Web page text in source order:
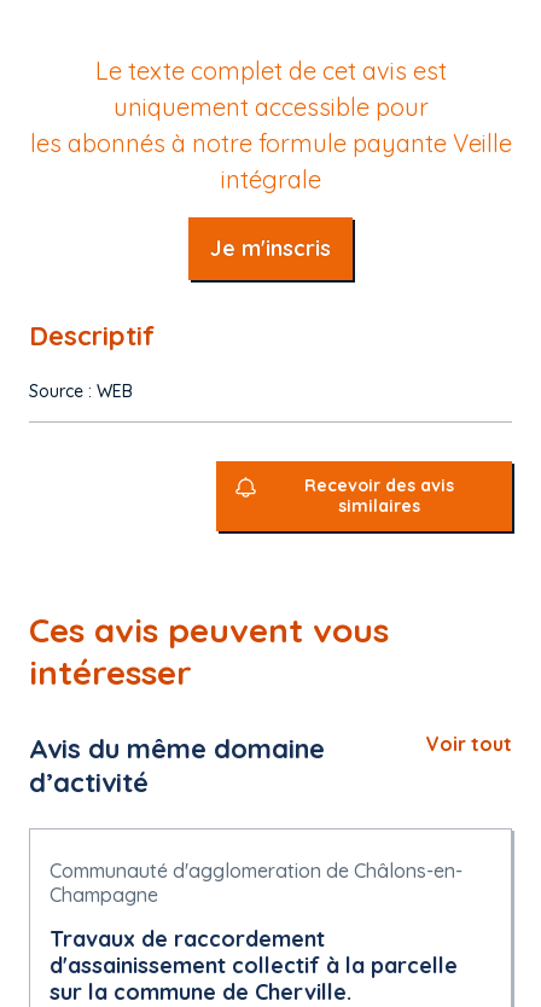
Le texte complet de cet avis est
uniquement accessible pour
les abonnés à notre formule payante Veille
intégrale
Je m'inscris
Descriptif
Source : WEB
Recevoir des avis
similaires
Ces avis peuvent vous
intéresser
Avis du même domaine
d’activité
Voir tout
Communauté d'agglomeration de Châlons-en-
Champagne
Travaux de raccordement
d'assainissement collectif à la parcelle
sur la commune de Cherville.